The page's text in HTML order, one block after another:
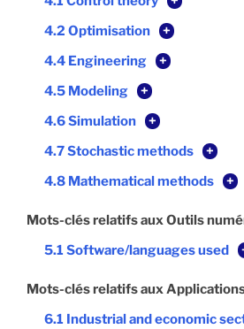
4.2 Optimisation
+
4.4 Engineering
+
4.5 Modeling
+
4.6 Simulation
+
4.7 Stochastic methods
+
4.8 Mathematical methods
+
Mots-clés relatifs aux Outils
5.1 Software/languages used
Mots-clés relatifs aux
6.1 Industrial and economic